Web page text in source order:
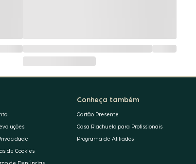
de Cookies
Conheça também
Cartão Presente
Casa Riachuelo para Profissionais
Programa de Afiliados